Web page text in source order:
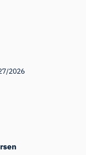
2026